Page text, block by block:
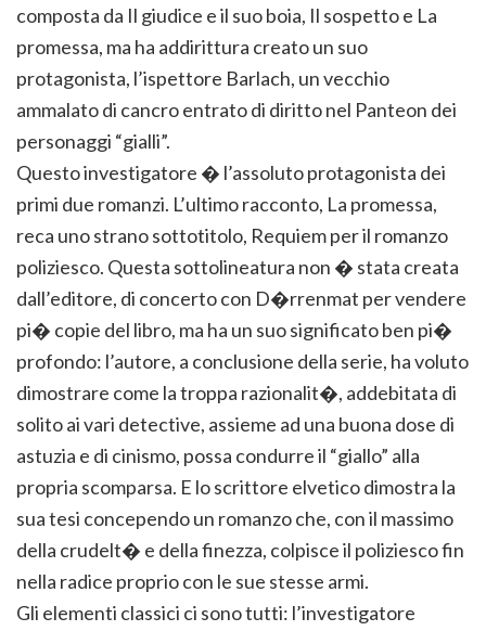
composta da Il giudice e il suo boia, Il sospetto e La
promessa, ma ha addirittura creato un suo
protagonista, l’ispettore Barlach, un vecchio
ammalato di cancro entrato di diritto nel Panteon dei
personaggi “gialli”.
Questo investigatore � l’assoluto protagonista dei
primi due romanzi. L’ultimo racconto, La promessa,
reca uno strano sottotitolo, Requiem per il romanzo
poliziesco. Questa sottolineatura non � stata creata
dall’editore, di concerto con D�rrenmat per vendere
pi� copie del libro, ma ha un suo significato ben pi�
profondo: l’autore, a conclusione della serie, ha voluto
dimostrare come la troppa razionalit�, addebitata di
solito ai vari detective, assieme ad una buona dose di
astuzia e di cinismo, possa condurre il “giallo” alla
propria scomparsa. E lo scrittore elvetico dimostra la
sua tesi concependo un romanzo che, con il massimo
della crudelt� e della finezza, colpisce il poliziesco fin
nella radice proprio con le sue stesse armi.
Gli elementi classici ci sono tutti: l’investigatore